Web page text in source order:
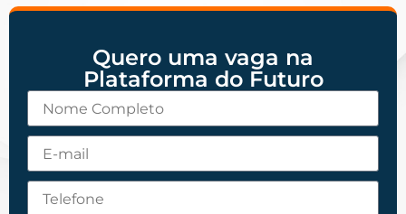
Quero uma vaga na
Plataforma do Futuro